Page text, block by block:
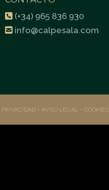
(+34) 965 836 930
info@calpesala.com
PRIVACIDAD - AVISO LEGAL - COOKIES